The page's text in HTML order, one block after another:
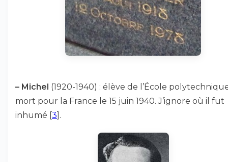
– Michel (1920-1940) : élève de l’École
mort pour la France le 15 juin 1940. J’ignore où il fut
inhumé 3 .